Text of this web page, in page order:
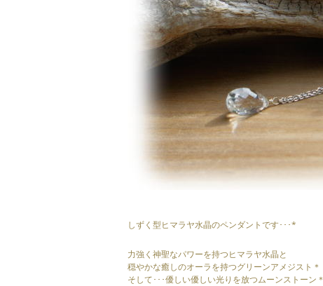
しずく型ヒマラヤ水晶のペンダントです･･･*
力強く神聖なパワーを持つヒマラヤ水晶と
穏やかな癒しのオーラを持つグリーンアメジスト＊
そして･･･優しい優しい光りを放つムーンストーン＊